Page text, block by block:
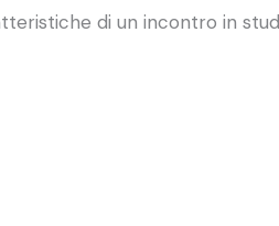
di un incontro in